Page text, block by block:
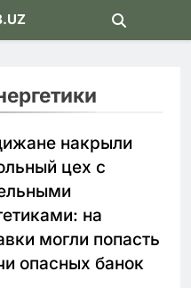
накрыли
цех с
на
могли попасть
опасных банок